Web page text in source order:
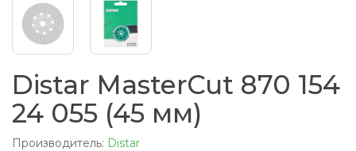
Distar MasterCut 870 154
24 055 (45 мм)
Производитель: Distar